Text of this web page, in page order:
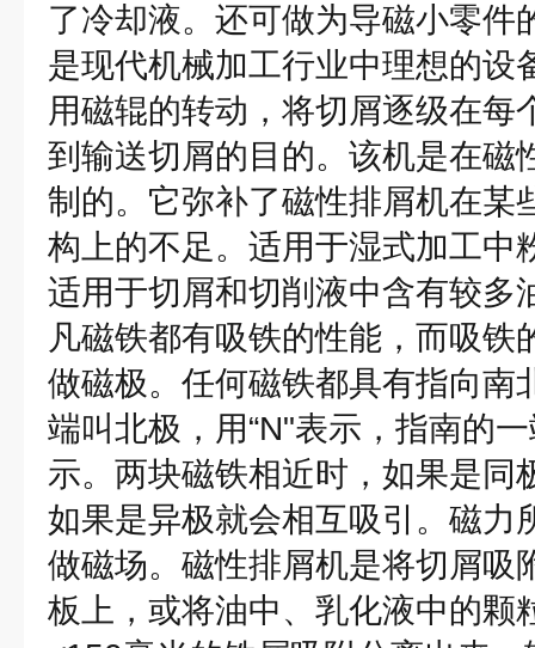
了冷却液。还可做为导磁小零件
是现代机械加工行业中理想的设
用磁辊的转动，将切屑逐级在每
到输送切屑的目的。该机是在磁
制的。它弥补了磁性排屑机在某
构上的不足。适用于湿式加工中
适用于切屑和切削液中含有较多
凡磁铁都有吸铁的性能，而吸铁
做磁极。任何磁铁都具有指向南
端叫北极，用“N"表示，指南的
示。两块磁铁相近时，如果是同
如果是异极就会相互吸引。磁力
做磁场。磁性排屑机是将切屑吸
板上，或将油中、乳化液中的颗